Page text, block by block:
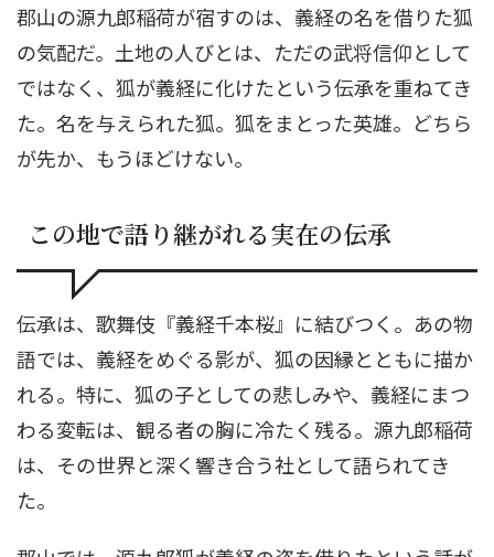
郡山の源九郎稲荷が宿すのは、義経の名を借りた狐
の気配だ。土地の人びとは、ただの武将信仰として
ではなく、狐が義経に化けたという伝承を重ねてき
た。名を与えられた狐。狐をまとった英雄。どちら
が先か、もうほどけない。
この地で語り継がれる実在の伝承
伝承は、歌舞伎『義経千本桜』に結びつく。あの物
語では、義経をめぐる影が、狐の因縁とともに描か
れる。特に、狐の子としての悲しみや、義経にまつ
わる変転は、観る者の胸に冷たく残る。源九郎稲荷
は、その世界と深く響き合う社として語られてき
た。